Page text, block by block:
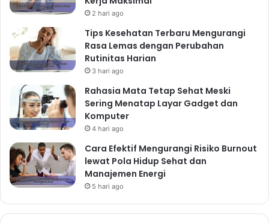
Obesitas dapat meningkatkan risiko berbagai penyakit
kronis.
13. Bersosialisasi: Kesehatan
Mental yang Baik
Bersosialisasi dengan orang-orang terkasih dapat
meningkatkan kesehatan mental.Luangkan waktu
untuk berinteraksi dengan keluarga dan teman-
stres dan meningkatkan kebahagiaan.
14. Manajemen Waktu yang
Baik: Hindari Kelelahan
Manajemen waktu yang baik dapat membantu Anda
2 hari ago
Tips Kesehatan Terbaru Mengurangi
Rasa Lemas dengan Perubahan
Rutinitas Harian
3 hari ago
Rahasia Mata Tetap Sehat Meski
Sering Menatap Layar Gadget dan
Komputer
4 hari ago
Cara Efektif Mengurangi Risiko Burnout
lewat Pola Hidup Sehat dan
Manajemen Energi
5 hari ago